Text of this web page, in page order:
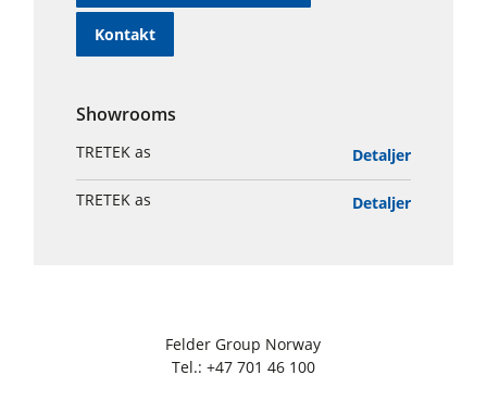
Kontakt
Showrooms
TRETEK as Detaljer
TRETEK as Detaljer
Felder Group Norway
Tel.: +47 701 46 100